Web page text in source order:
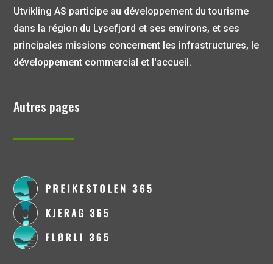
Utvikling AS participe au développement du tourisme
dans la région du Lysefjord et ses environs, et ses
principales missions concernent les infrastructures, le
développement commercial et l'accueil.
Autres pages